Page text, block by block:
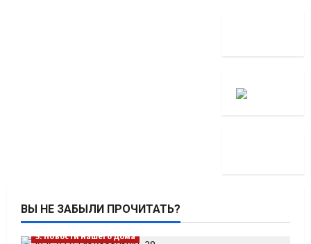
ВЫ НЕ ЗАБЫЛИ ПРОЧИТАТЬ?
5. Новости нашего Дома